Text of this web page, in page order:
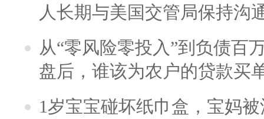
人长期与美国交管局保持沟
从“零风险零投入”到负债百
盘后，谁该为农户的贷款买
1岁宝宝碰坏纸巾盒，宝妈